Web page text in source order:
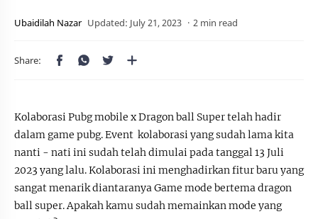
2 min read
Kolaborasi Pubg mobile x Dragon ball Super telah hadir
dalam game pubg. Event kolaborasi yang sudah lama kita
nanti - nati ini sudah telah dimulai pada tanggal 13 Juli
2023 yang lalu. Kolaborasi ini menghadirkan fitur baru yang
sangat menarik diantaranya Game mode bertema dragon
ball super. Apakah kamu sudah memainkan mode yang